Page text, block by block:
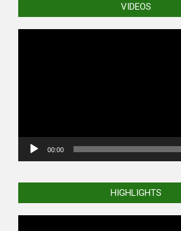
VIDEOS
00:00
HIGHLIGHTS